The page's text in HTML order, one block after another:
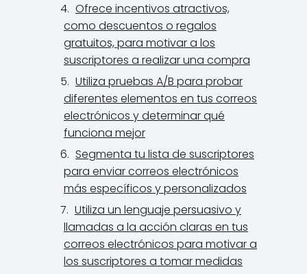
Ofrece incentivos atractivos,
como descuentos o regalos
gratuitos, para motivar a los
suscriptores a realizar una compra
Utiliza pruebas A/B para probar
diferentes elementos en tus correos
electrónicos y determinar qué
funciona mejor
Segmenta tu lista de suscriptores
para enviar correos electrónicos
más específicos y personalizados
Utiliza un lenguaje persuasivo y
llamadas a la acción claras en tus
correos electrónicos para motivar a
los suscriptores a tomar medidas